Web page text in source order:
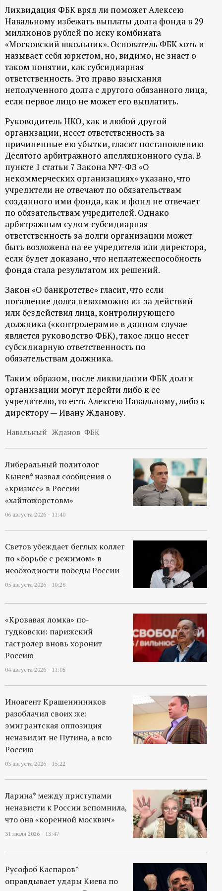
Н
-
и
н
ф
о
р
м
а
ц
и
о
н
н
ы
й
п
о
р
т
а
л
Ликвидация ФБК вряд ли поможет Алексею
Навальному избежать выплаты долга фонда в 29
миллионов рублей по иску комбината
«Московский школьник». Основатель ФБК хоть и
называет себя юристом, но, видимо, не знает о
таком понятии, как субсидиарная
ответственность. Это право взыскания
неполученного долга с другого обязанного лица,
если первое лицо не может его выплатить.
Руководитель НКО, как и любой другой
организации, несет ответственность за
причиненные ею убытки, гласит постановлению
Десятого арбитражного апелляционного суда. В
пункте 1 статьи 7 Закона №7-ФЗ «О
некоммерческих организациях» указано, что
учредители не отвечают по обязательствам
созданного ими фонда, как и фонд не отвечает
по обязательствам учредителей. Однако
арбитражным судом субсидиарная
ответственность за долги организации может
быть возложена на ее учредителя или директора,
если будет доказано, что неплатежеспособность
фонда стала результатом их решений.
Закон «О банкротстве» гласит, что если
погашение долга невозможно из-за действий
или бездействия лица, контролирующего
должника («контролерами» в данном случае
является руководство ФБК), такое лицо несет
субсидиарную ответственность по
обязательствам должника.
Таким образом, после ликвидации ФБК долги
организации могут перейти либо к ее
учредителю, то есть Алексею Навальному, либо к
директору — Ивану Жданову.
Навальный Жданов ФБК
Либеральный политолог
Кынев* назвал сообщения о
«кризисе» в России
«хайпожорстовм»
06 августа 2026 - 11:40
Светов убеждает беглых коллег
по «борьбе с режимом» в
необходиости победы России
05 августа 2026 - 10:28
«Кровавая ломка» по-
гудковски: парижский
гастролер вновь хоронит
Россию
04 августа 2026 - 11:05
Иноагент Крашенинников
разоблачил своих же:
эмигрантская оппозиция
ненавидит не Путина, а всю
Россию
03 августа 2026 - 15:22
Ларина* между приступами
ненависти к России вспомнила,
что она «коренной москвич»
31 июля 2026 - 13:47
Русофоб Каспаров*
оправдывает удары Киева по